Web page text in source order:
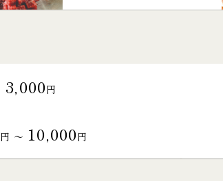
3,000円
円 〜 10,000円